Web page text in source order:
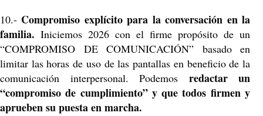
10.- Compromiso explícito para la conversación en la
familia. Iniciemos 2026 con el firme propósito de un
“COMPROMISO DE COMUNICACIÓN” basado en
limitar las horas de uso de las pantallas en beneficio de la
comunicación interpersonal. Podemos redactar un
“compromiso de cumplimiento” y que todos firmen y
aprueben su puesta en marcha.